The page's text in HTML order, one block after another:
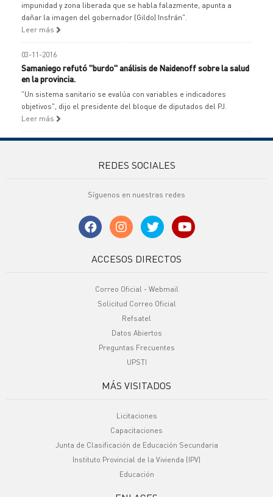
impunidad y zona liberada que se habla falazmente, apunta a
dañar la imagen del gobernador (Gildo) Insfrán".
Leer más
03-11-2016
Samaniego refutó "burdo" análisis de Naidenoff sobre la salud
en la provincia.
"Un sistema sanitario se evalúa con variables e indicadores
objetivos", dijo el presidente del bloque de diputados del PJ.
Leer más
REDES SOCIALES
Síguenos en nuestras redes
ACCESOS DIRECTOS
Correo Oficial - Webmail
Solicitud Correo Oficial
Refsatel
Datos Abiertos
Preguntas Frecuentes
UPSTI
MÁS VISITADOS
Licitaciones
Capacitaciones
Junta de Clasificación de Educación Secundaria
Instituto Provincial de la Vivienda (IPV)
Educación